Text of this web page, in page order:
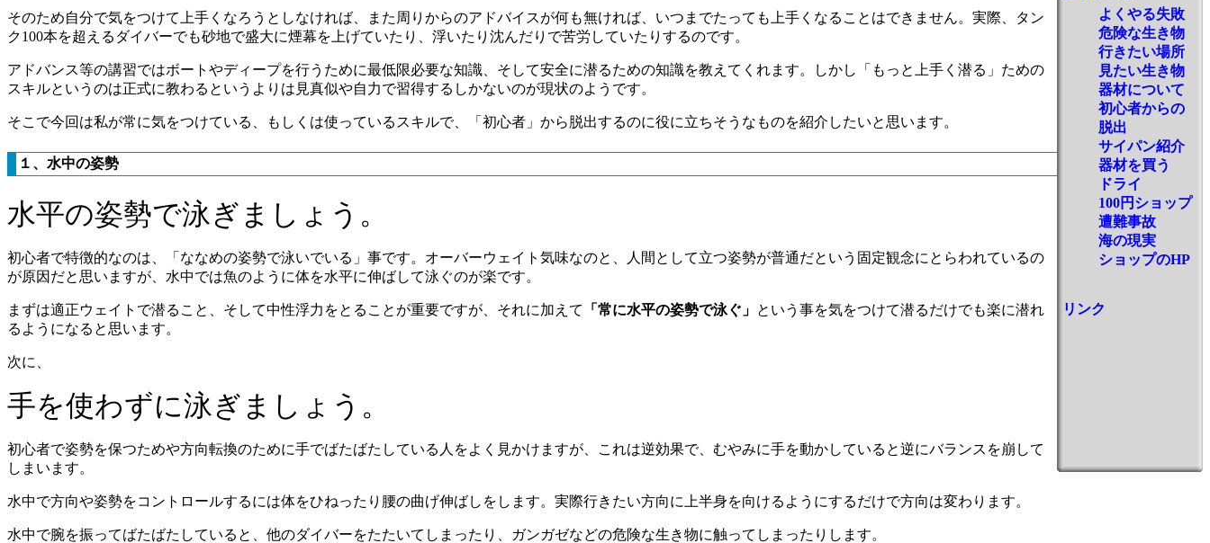
よくやる失敗
危険な生き物
行きたい場所
見たい生き物
器材について
初心者からの
脱出
サイパン紹介
器材を買う
ドライ
100円ショップ
遭難事故
海の現実
ショップのHP
リンク
そのため自分で気をつけて上手くなろうとしなければ、また周りからのアドバイスが何も無ければ、いつまでたっても上手くなることはできません。実際、タン
ク100本を超えるダイバーでも砂地で盛大に煙幕を上げていたり、浮いたり沈んだりで苦労していたりするのです。
アドバンス等の講習ではボートやディープを行うために最低限必要な知識、そして安全に潜るための知識を教えてくれます。しかし「もっと上手く潜る」ための
スキルというのは正式に教わるというよりは見真似や自力で習得するしかないのが現状のようです。
そこで今回は私が常に気をつけている、もしくは使っているスキルで、「初心者」から脱出するのに役に立ちそうなものを紹介したいと思います。
１、水中の姿勢
水平の姿勢で泳ぎましょう。
初心者で特徴的なのは、「ななめの姿勢で泳いでいる」事です。オーバーウェイト気味なのと、人間として立つ姿勢が普通だという固定観念にとらわれているの
が原因だと思いますが、水中では魚のように体を水平に伸ばして泳ぐのが楽です。
まずは適正ウェイトで潜ること、そして中性浮力をとることが重要ですが、それに加えて 「常に水平の姿勢で泳ぐ」 という事を気をつけて潜るだけでも楽に潜れ
るようになると思います。
次に、
手を使わずに泳ぎましょう。
初心者で姿勢を保つためや方向転換のために手でばたばたしている人をよく見かけますが、これは逆効果で、むやみに手を動かしていると逆にバランスを崩して
しまいます。
水中で方向や姿勢をコントロールするには体をひねったり腰の曲げ伸ばしをします。実際行きたい方向に上半身を向けるようにするだけで方向は変わります。
水中で腕を振ってばたばたしていると、他のダイバーをたたいてしまったり、ガンガゼなどの危険な生き物に触ってしまったりします。